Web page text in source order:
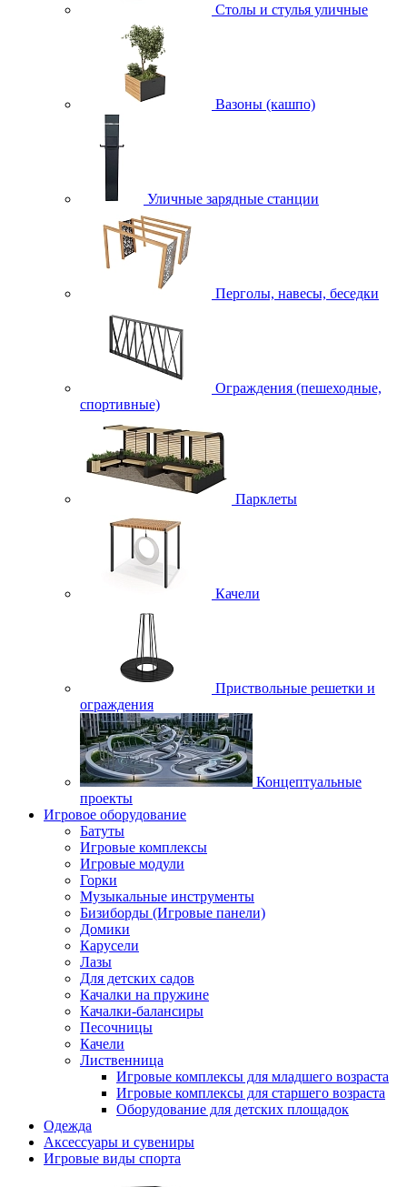
Столы и стулья уличные
Вазоны (кашпо)
Уличные зарядные станции
Перголы, навесы, беседки
Ограждения (пешеходные,
спортивные)
Парклеты
Качели
Приствольные решетки и
ограждения
Концептуальные
проекты
Игровое оборудование
Батуты
Игровые комплексы
Игровые модули
Горки
Музыкальные инструменты
Бизиборды (Игровые панели)
Домики
Карусели
Лазы
Для детских садов
Качалки на пружине
Качалки-балансиры
Песочницы
Качели
Лиственница
Игровые комплексы для младшего возраста
Игровые комплексы для старшего возраста
Оборудование для детских площадок
Одежда
Аксессуары и сувениры
Игровые виды спорта